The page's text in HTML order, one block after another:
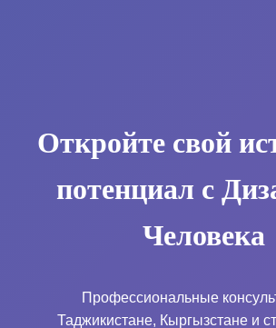
Откройте свой
потенциал с
Человека
Профессиональные
Таджикистане, Кыргызстане и